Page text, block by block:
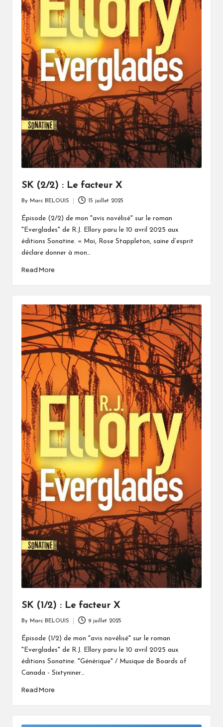
SK (2/2) : Le facteur X
by
By Marc BELOUIS 15 juillet 2025
Épisode (2/2) de mon "avis novélisé" sur le roman
"Everglades" de R.J. Ellory paru le 10 avril 2025 aux
éditions Sonatine. « Moi, Rose Stappleton, saine d’esprit
déclare donner à mon…
Read More
SK (1/2) : Le facteur X
by
By Marc BELOUIS 9 juillet 2025
Épisode (1/2) de mon "avis novélisé" sur le roman
"Everglades" de R.J. Ellory paru le 10 avril 2025 aux
éditions Sonatine. "Générique" / Musique de Boards of
Canada - Sixtyniner…
Read More